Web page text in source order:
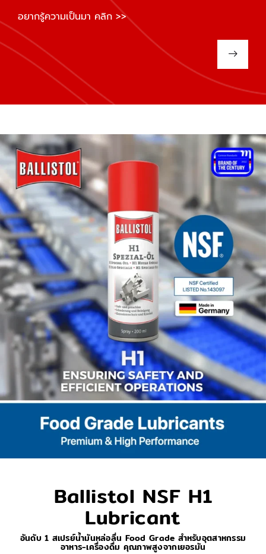
อยากรู้ความเป็นมา คลิก >>
Ballistol NSF H1
Lubricant
อันดับ 1 สเปรย์น้ำมันหล่อลื่น Food Grade สำหรับอุตสาหกรรม
อาหาร-เครื่องดื่ม คุณภาพสูงจากเยอรมัน